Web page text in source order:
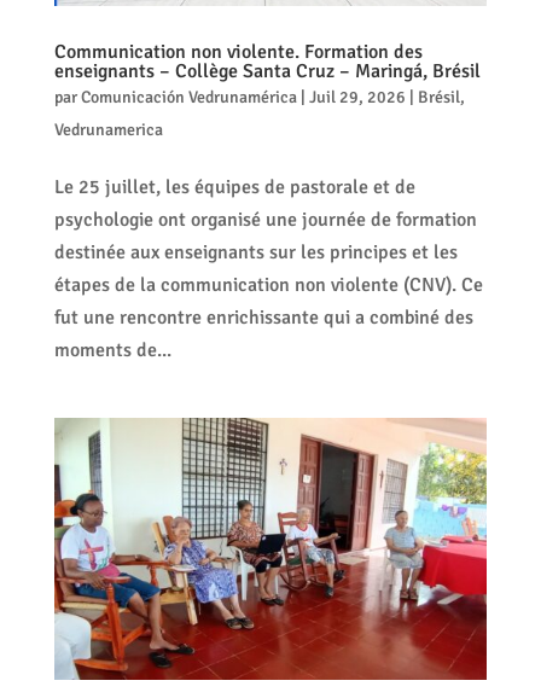
Communication non violente. Formation des
enseignants – Collège Santa Cruz – Maringá, Brésil
parComunicación Vedrunamérica| Juil 29, 2026 Brésil,
Vedrunamerica
Le 25 juillet, les équipes de pastorale et de
psychologie ont organisé une journée de formation
destinée aux enseignants sur les principes et les
étapes de la communication non violente (CNV). Ce
fut une rencontre enrichissante qui a combiné des
moments de...